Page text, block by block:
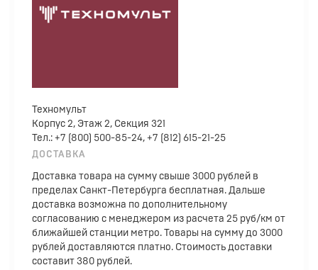
Техномульт
Корпус 2, Этаж 2, Секция 321
Тел.: +7 (800) 500-85-24, +7 (812) 615-21-25
ДОСТАВКА
Доставка товара на сумму свыше 3000 рублей в
пределах Санкт-Петербурга бесплатная. Дальше
доставка возможна по дополнительному
согласованию с менеджером из расчета 25 руб/км от
ближайшей станции метро. Товары на сумму до 3000
рублей доставляются платно. Стоимость доставки
составит 380 рублей.